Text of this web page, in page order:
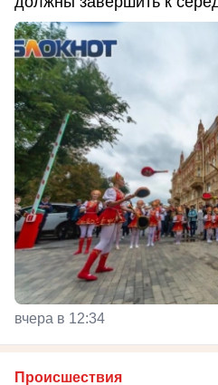
вчера в 12:34
Происшествия